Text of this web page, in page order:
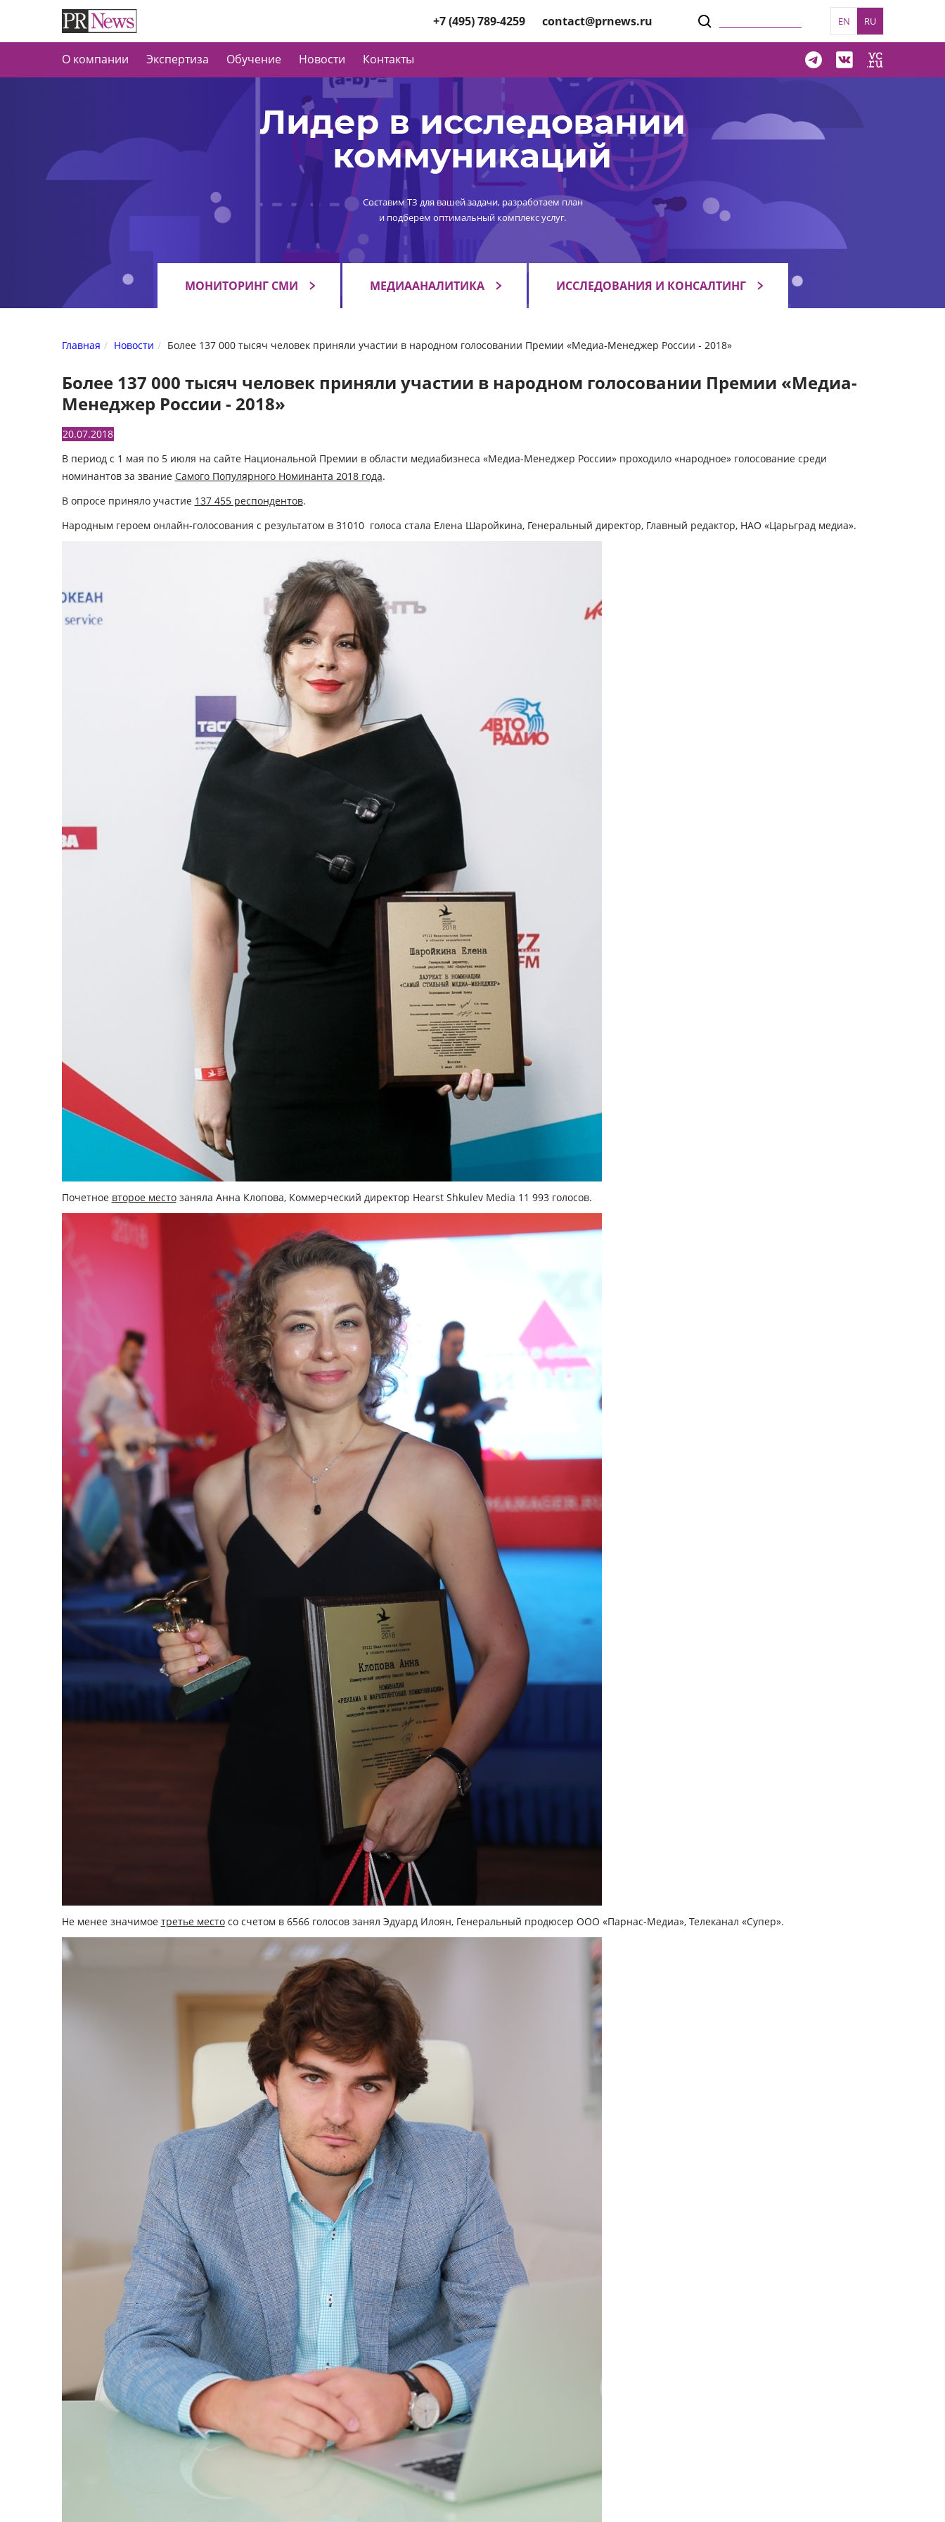
+7 (495) 789-4259 contact@prnews.ru EN RU
О компании Экспертиза Обучение Новости Контакты
Лидер в исследовании
коммуникаций
Составим ТЗ для вашей задачи, разработаем план
и подберем оптимальный комплекс услуг.
МОНИТОРИНГ СМИ МЕДИААНАЛИТИКА ИССЛЕДОВАНИЯ И КОНСАЛТИНГ
Главная Новости Более 137 000 тысяч человек приняли участии в народном голосовании Премии «Медиа-Менеджер России - 2018»
Более 137 000 тысяч человек приняли участии в народном голосовании Премии «Медиа-
Менеджер России - 2018»
20.07.2018
В период с 1 мая по 5 июля на сайте Национальной Премии в области медиабизнеса «Медиа-Менеджер России» проходило «народное» голосование среди
номинантов за звание Самого Популярного Номинанта 2018 года.
В опросе приняло участие 137 455 респондентов.
Народным героем онлайн-голосования с результатом в 31010 голоса стала Елена Шаройкина, Генеральный директор, Главный редактор, НАО «Царьград медиа».
Почетное второе местозаняла Анна Клопова, Коммерческий директор Hearst Shkulev Media 11 993 голосов.
Не менее значимое третье местосо счетом в 6566 голосов занял Эдуард Илоян, Генеральный продюсер ООО «Парнас-Медиа», Телеканал «Супер».